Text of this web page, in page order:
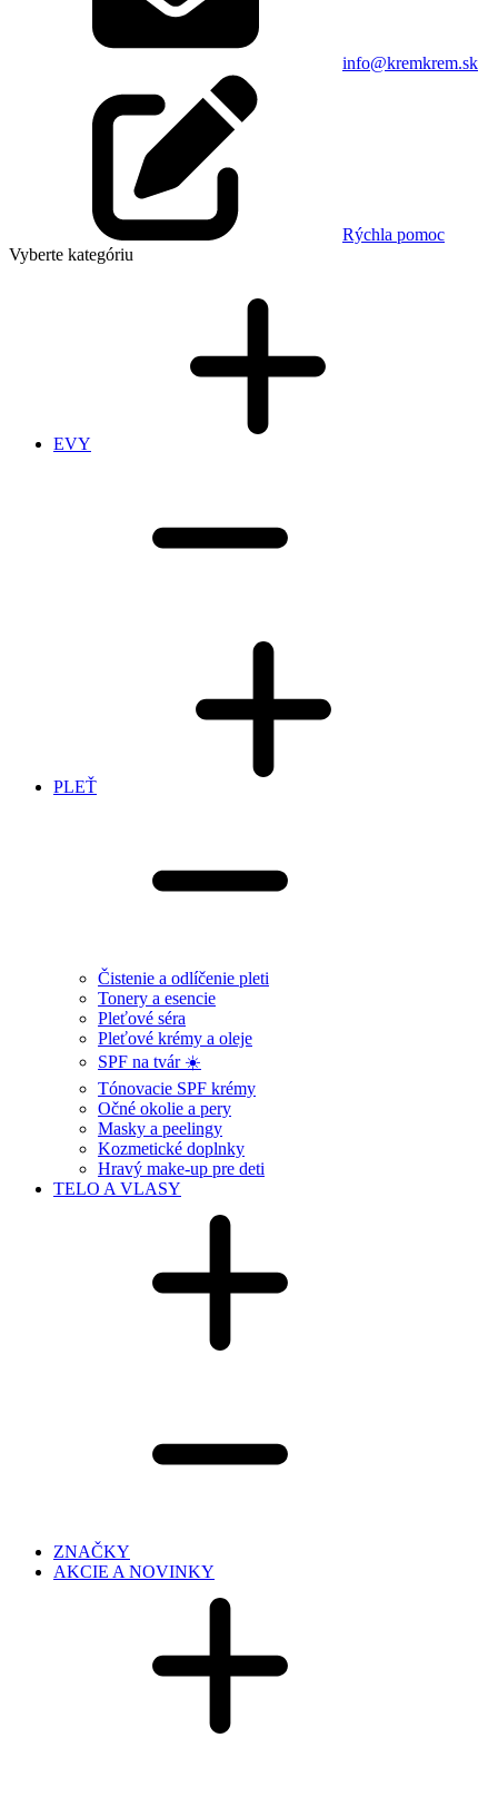
info@kremkrem.sk
Rýchla pomoc
Vyberte kategóriu
EVY
PLEŤ
Čistenie a odlíčenie pleti
Tonery a esencie
Pleťové séra
Pleťové krémy a oleje
SPF na tvár ☀️
Tónovacie SPF krémy
Očné okolie a pery
Masky a peelingy
Kozmetické doplnky
Hravý make-up pre deti
TELO A VLASY
ZNAČKY
AKCIE A NOVINKY